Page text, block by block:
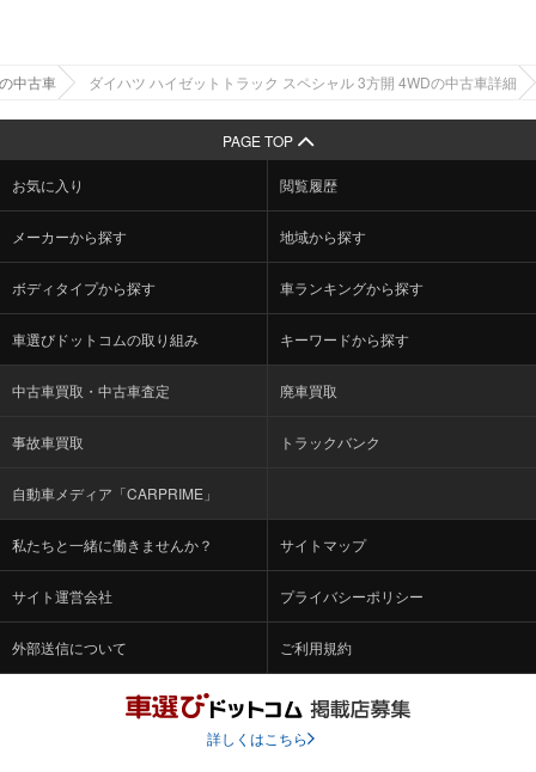
中古車 ダイハツ ハイゼットトラック スペシャル 3方開 4WDの中古車詳細
PAGE TOP
お気に入り 閲覧履歴
メーカーから探す 地域から探す
ボディタイプから探す 車ランキングから探す
車選びドットコムの取り組み キーワードから探す
中古車買取・中古車査定 廃車買取
事故車買取 トラックバンク
自動車メディア「CARPRIME」
私たちと一緒に働きませんか？ サイトマップ
サイト運営会社 プライバシーポリシー
外部送信について ご利用規約
詳しくはこちら